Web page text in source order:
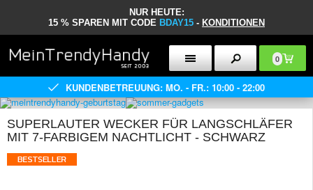
NUR HEUTE:
15 % SPAREN MIT CODE BDAY15 - KONDITIONEN
0
KUNDENBETREUUNG: MO. - FR.: 10:00 - 22:00
SUPERLAUTER WECKER FÜR LANGSCHLÄFER
MIT 7-FARBIGEM NACHTLICHT - SCHWARZ